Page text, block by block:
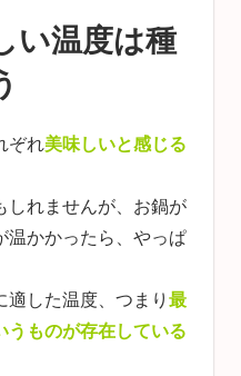
い温度は種
ぞれ美味しいと感じる
しれませんが、お鍋が
温かかったら、やっぱ
した温度、つまり最
うものが存在している